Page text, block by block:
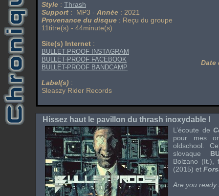
Style : Thrash
Support : MP3 - Année : 2021
Provenance du disque : Reçu du groupe
11titre(s) - 44minute(s)
Site(s) Internet :
BULLET-PROOF INSTAGRAM
BULLET-PROOF FACEBOOK
BULLET-PROOF BANDCAMP
Label(s) :
Sleaszy Rider Records
Date
Hissez haut le pavillon du thrash inoxydable !
L’écoute de
pour mes
oldschool.
slovaque
Bolzano
(2015) et
Are you ready